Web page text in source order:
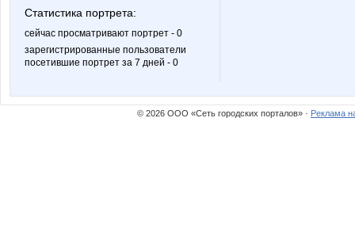
Статистика портрета:
сейчас просматривают портрет - 0
зарегистрированные пользователи
посетившие портрет за 7 дней - 0
© 2026 ООО «Сеть городских порталов» · Реклама